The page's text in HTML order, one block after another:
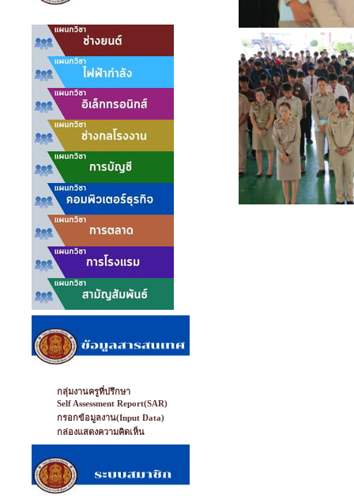
กลุ่มงานครูที่ปรึกษา
Self Assessment Report(SAR)
กรอกข้อมูลงาน(Input Data)
กล่องแสดงความคิดเห็น